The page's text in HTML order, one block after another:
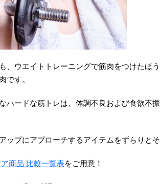
、ウエイトトレーニングで筋肉をつけたほ
です。
ハードな筋トレは、体調不良および食欲不
ップにアプローチするアイテムをずらりと
商品 比較一覧表をご用意！